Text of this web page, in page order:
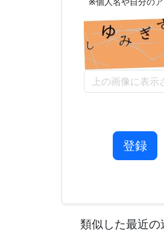
登録
類似した最近